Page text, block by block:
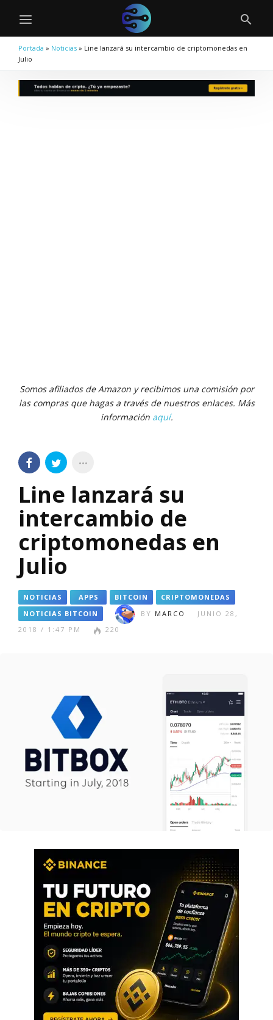
Portada » Noticias » Line lanzará su intercambio de criptomonedas en
Julio
Somos afiliados de Amazon y recibimos una comisión por
las compras que hagas a través de nuestros enlaces. Más
información aquí.
Line lanzará su
intercambio de
criptomonedas en
Julio
NOTICIAS APPS BITCOIN
CRIPTOMONEDAS
NOTICIAS BITCOIN
BY MARCO
JUNIO 28,
2018 / 1:47 PM
220